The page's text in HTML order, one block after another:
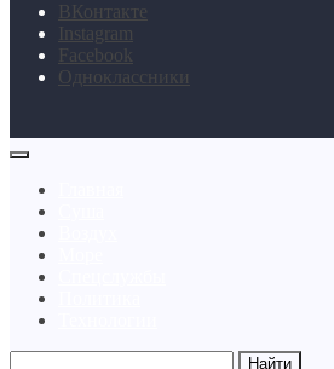
BКонтакте
Instagram
Facebook
Одноклассники